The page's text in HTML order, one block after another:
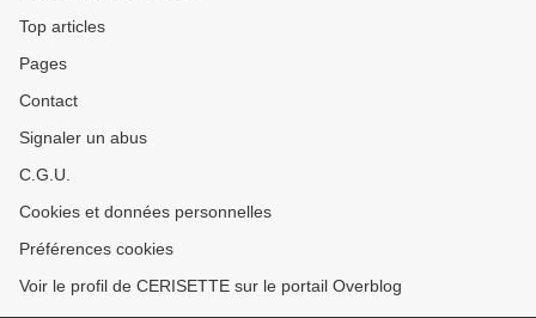
Top articles
Pages
Contact
Signaler un abus
C.G.U.
Cookies et données personnelles
Préférences cookies
Voir le profil de CERISETTE sur le portail Overblog